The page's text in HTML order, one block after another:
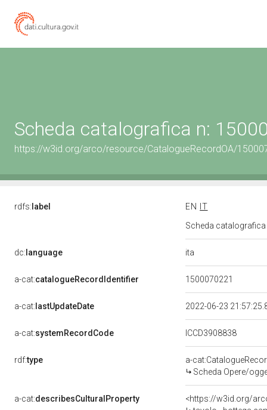
Scheda catalografica n:
https://w3id.org/arco/resource/CatalogueRecordOA/
rdfs: label EN
IT
Scheda
dc: language ita
a-cat:catalogueRecordIdentifier 1500070221
a-cat: lastUpdateDate 2022-06-23
a-cat:systemRecordCode ICCD3908838
rdf:type
a-
Scheda Opere/
a-cat:describesCulturalProperty
<https://w3id.org/